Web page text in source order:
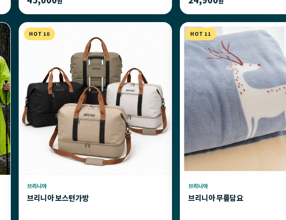
HOT 10
브리니아
브리니아 보스턴가방
HOT 11
브리니아
브리니아 무릎담요